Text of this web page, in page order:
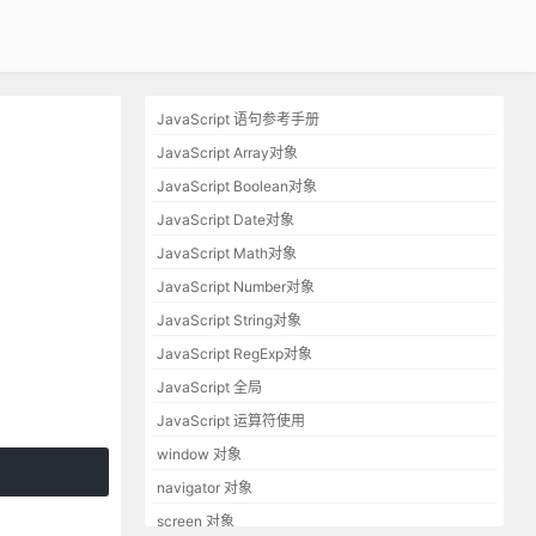
JavaScript 语句参考手册
JavaScript Array对象
JavaScript Boolean对象
JavaScript Date对象
JavaScript Math对象
JavaScript Number对象
JavaScript String对象
JavaScript RegExp对象
JavaScript 全局
JavaScript 运算符使用
window 对象
navigator 对象
screen 对象